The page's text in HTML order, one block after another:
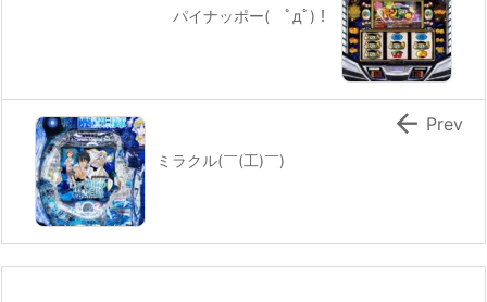
パイナッポー( ﾟдﾟ)！
ミラクル(￣(工)￣)
 Prev